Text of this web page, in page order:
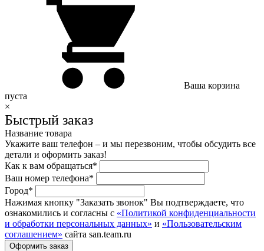
Ваша корзина
пуста
×
Быстрый заказ
Название товара
Укажите ваш телефон – и мы перезвоним, чтобы обсудить все
детали и оформить заказ!
Как к вам обращаться*
Ваш номер телефона*
Город*
Нажимая кнопку "Заказать звонок" Вы подтверждаете, что
ознакомились и согласны с «Политикой конфиденциальности
и обработки персональных данных» и «Пользовательским
соглашением» сайта san.team.ru